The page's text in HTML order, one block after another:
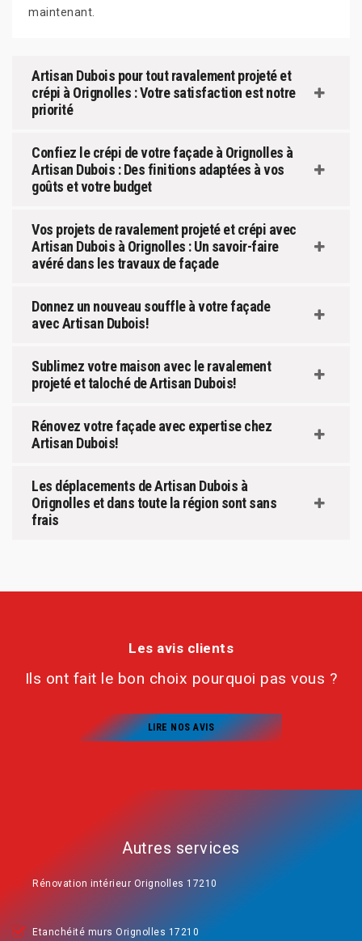
maintenant.
Artisan Dubois pour tout ravalement projeté et
crépi à Orignolles : Votre satisfaction est notre
priorité
Confiez le crépi de votre façade à Orignolles à
Artisan Dubois : Des finitions adaptées à vos
goûts et votre budget
Vos projets de ravalement projeté et crépi avec
Artisan Dubois à Orignolles : Un savoir-faire
avéré dans les travaux de façade
Donnez un nouveau souffle à votre façade
avec Artisan Dubois!
Sublimez votre maison avec le ravalement
projeté et taloché de Artisan Dubois!
Rénovez votre façade avec expertise chez
Artisan Dubois!
Les déplacements de Artisan Dubois à
Orignolles et dans toute la région sont sans
frais
Les avis clients
Ils ont fait le bon choix pourquoi pas vous ?
LIRE NOS AVIS
Autres services
Rénovation intérieur Orignolles 17210
Etanchéité murs Orignolles 17210